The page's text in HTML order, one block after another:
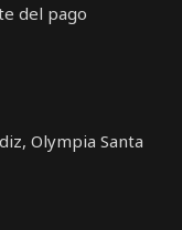
del pago
Olympia Santa